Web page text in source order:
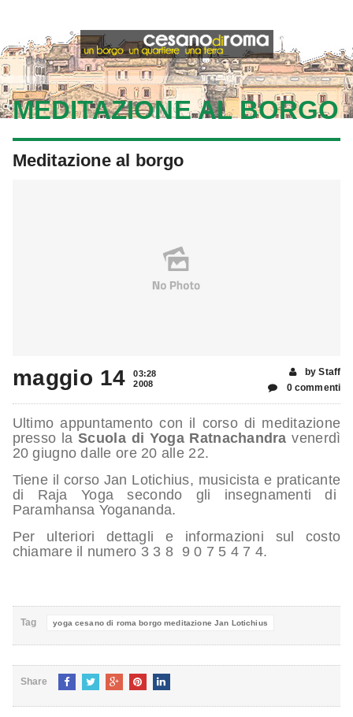
MEDITAZIONE AL BORGO
Meditazione al borgo
maggio 14
03:28
2008
by Staff
0 commenti
Ultimo appuntamento con il corso di meditazione
presso laScuola di Yoga Ratnachandra venerdì
20 giugno dalle ore 20 alle 22.
Tiene il corso Jan Lotichius, musicista e praticante
di Raja Yoga secondo gli insegnamenti di
Paramhansa Yogananda.
Per ulteriori dettagli e informazioni sul costo
chiamare il numero 3 3 8 9 0 7 5 4 7 4.
Tag yoga cesano di roma borgo meditazione Jan Lotichius
Share